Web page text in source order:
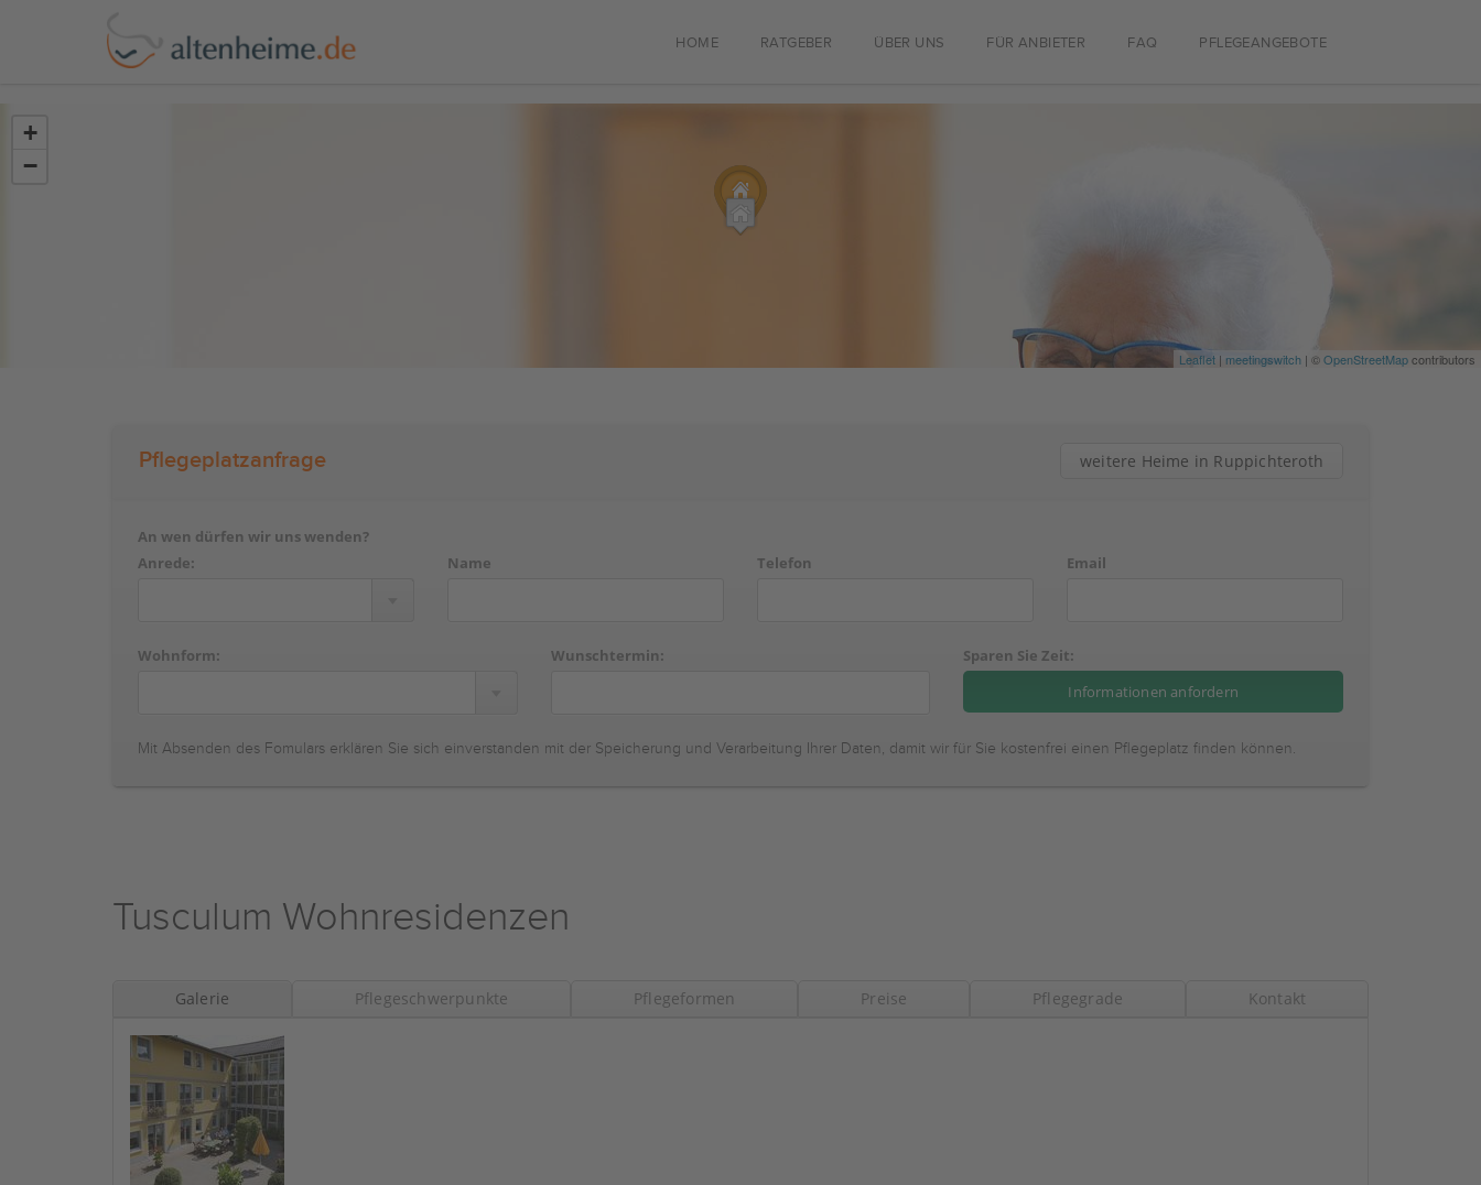
HOME RATGEBER ÜBER UNS FÜR ANBIETER FAQ PFLEGEANGEBOTE
+
−
Leaflet | meetingswitch | ©OpenStreetMapcontributors
Pflegeplatzanfrage weitere Heime in Ruppichteroth
An wen dürfen wir uns wenden?
Anrede:
Name Telefon Email
Wohnform: Wunschtermin: Sparen Sie Zeit:
Mit Absenden des Fomulars erklären Sie sich einverstanden mit der Speicherung und Verarbeitung Ihrer Daten, damit wir für Sie kostenfrei einen Pflegeplatz finden können.
Tusculum Wohnresidenzen
Galerie Pflegeschwerpunkte Pflegeformen Preise Pflegegrade Kontakt